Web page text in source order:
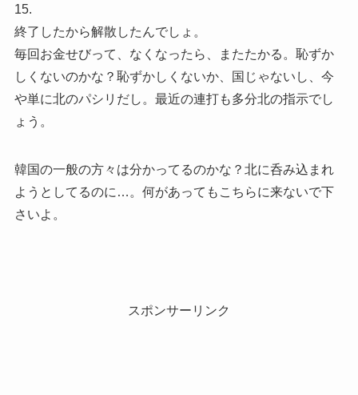
15.
終了したから解散したんでしょ。
毎回お金せびって、なくなったら、またたかる。恥ずか
しくないのかな？恥ずかしくないか、国じゃないし、今
や単に北のパシリだし。最近の連打も多分北の指示でし
ょう。
韓国の一般の方々は分かってるのかな？北に呑み込まれ
ようとしてるのに…。何があってもこちらに来ないで下
さいよ。
スポンサーリンク